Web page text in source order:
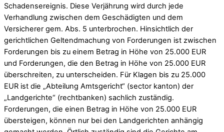
Schadensereignis. Diese Verjährung wird durch jede
Verhandlung zwischen dem Geschädigten und dem
Versicherer gem. Abs. 5 unterbrochen. Hinsichtlich der
gerichtlichen Geltendmachung von Forderungen ist zwischen
Forderungen bis zu einem Betrag in Höhe von 25.000 EUR
und Forderungen, die den Betrag in Höhe von 25.000 EUR
überschreiten, zu unterscheiden. Für Klagen bis zu 25.000
EUR ist die „Abteilung Amtsgericht“ (sector kanton) der
„Landgerichte“ (rechtbanken) sachlich zuständig.
Forderungen, die einen Betrag in Höhe von 25.000 EUR
übersteigen, können nur bei den Landgerichten anhängig